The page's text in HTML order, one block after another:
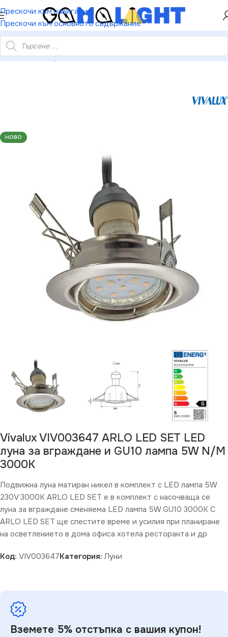
Прескочи към навигация
Прескочи към основното съдържание
НАМАЛЕНИЕ ОТ 5%
SET LED луна за вграждане и GU10 лампа 5W N/M 3000K
НОВО
Vivalux VIV003647 ARLO LED SET LED
луна за вграждане и GU10 лампа 5W N/M
3000K
Подвижна луна матиран никел в комплект с LED лампа 5W
230V 3000K ARLO LED SET е в комплект с насочваща се
луна за вграждане сменяема LED лампа 5W GU10 3000K С
ARLO LED SET ще спестите време и усилия при планиране
на осветлението в дома офиса хотела ресторанта и др
Код: VIV003647Категория: Луни
Вземете 5% отстъпка с вашия купон!